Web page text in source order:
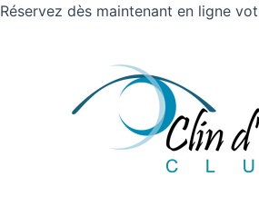
Réservez dès maintenant en ligne